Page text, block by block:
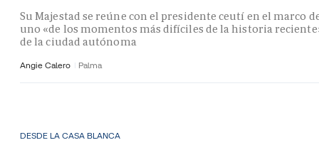
Su Majestad se reúne con el presidente ceutí en el marco
uno «de los momentos más difíciles de la historia
de la ciudad autónoma
Angie Calero Palma
DESDE LA CASA BLANCA